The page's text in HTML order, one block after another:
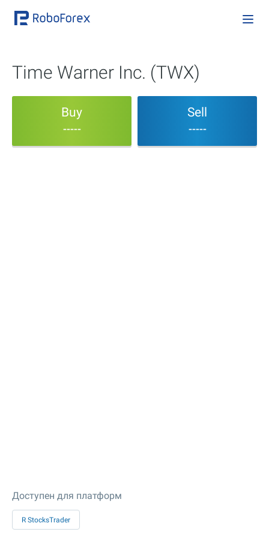
Time Warner Inc. (TWX)
Buy
-----
Sell
-----
Доступен для платформ
R StocksTrader